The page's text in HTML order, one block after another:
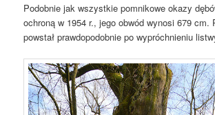
Podobnie jak wszystkie pomnikowe okazy
ochroną w 1954 r., jego obwód wynosi 679 cm.
powstał prawdopodobnie po wypróchnieniu